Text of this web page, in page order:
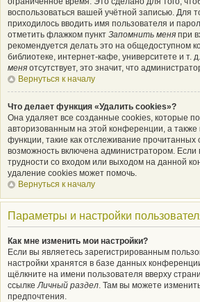
воспользоваться вашей учётной записью. Для
приходилось вводить имя пользователя и
отметить флажком пункт Запомнить меня при
рекомендуется делать это на общедоступном
библиотеке, интернет-кафе, университете и т.
меня отсутствует, это значит, что
Вернуться к началу
Что делает функция «Удалить cookies»?
Она удаляет все созданные cookies, которые
авторизованным на этой конференции, а также
функции, такие как отслеживание
возможность включена администратором.
трудности со входом или выходом на данной
удаление cookies может помочь.
Вернуться к началу
Параметры и настройки
Как мне изменить мои настройки?
Если вы являетесь зарегистрированным
настройки хранятся в базе данных
щёлкните на имени пользователя вверху
ссылкеЛичный раздел. Там вы можете
предпочтения.